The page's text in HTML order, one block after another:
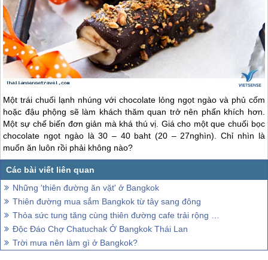
Một trái chuối lạnh nhúng với chocolate lỏng ngọt ngào và phủ cốm
hoặc đậu phộng sẽ làm khách thăm quan trở nên phấn khích hơn.
Một sự chế biến đơn giản mà khá thú vị. Giá cho một que chuối bọc
chocolate ngọt ngào là 30 – 40 baht (20 – 27nghìn). Chỉ nhìn là
muốn ăn luôn rồi phải không nào?
Những 'thiên đường ăn vặt' ở Bangkok
Thiên đường mua sắm Bangkok từ tây sang đông
Thỏa sức tung tăng cùng thiên đường cafe trải rộng Bangkok Thái Lan
Độc Đáo Chợ Chatuchak Ở Bangkok Thái Lan
Trời mưa nên làm gì ở Bangkok?